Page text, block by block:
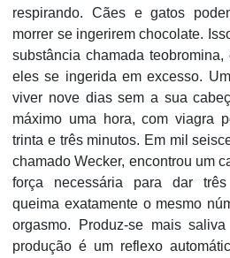
respirando. Cães e gatos
morrer se ingerirem chocolate.
substância chamada
eles se ingerida em excesso.
viver nove dias sem a sua
máximo uma hora, com viagra
trinta e três minutos. Em mil
chamado Wecker, encontrou um
força necessária para dar três
queima exatamente o mesmo
orgasmo. Produz-se mais
produção é um reflexo